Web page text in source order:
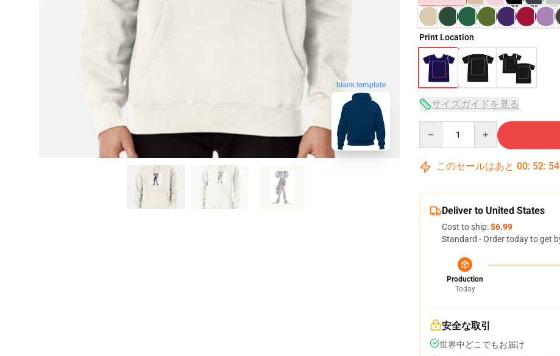
blank template
Print Location
サイズガイドを見る
このセールはあと 00: 52: 53
Deliver to United States
Cost to ship:$6.99
Standard - Order today to get
Production
Today
安全な取引
世界中どこでもお届け